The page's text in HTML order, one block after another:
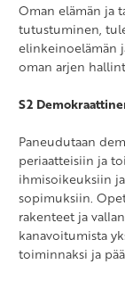
Oman elämän ja
tutustuminen,
elinkeinoelämän
oman arjen
S2
Paneudutaan
periaatteisiin ja
ihmisoikeuksiin
sopimuksiin.
rakenteet ja
kanavoitumista
toiminnaksi ja